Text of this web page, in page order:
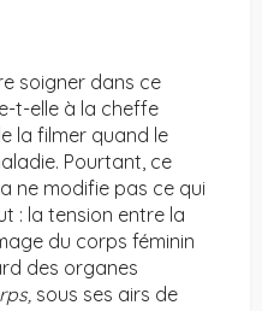
soigner dans ce
t-elle à la cheffe
la filmer quand le
Pourtant, ce
ne modifie pas ce qui
: la tension entre la
du corps féminin
des organes
sous ses airs de